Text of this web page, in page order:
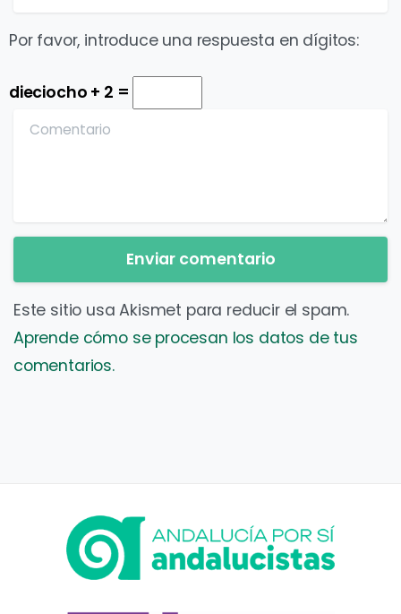
Por favor, introduce una respuesta en dígitos:
dieciocho + 2 =
Comentario
Este sitio usa Akismet para reducir el spam.
Aprende cómo se procesan los datos de tus
comentarios.